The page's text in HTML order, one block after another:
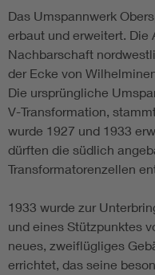
Das Umspannwerk
erbaut und erweitert.
Nachbarschaft
der Ecke von
Die ursprüngliche
V-Transformation,
wurde 1927 und 1933
dürften die südlich
Transformatorenzellen
1933 wurde zur
und eines Stützpunktes
neues, zweiflügliges
errichtet, das seine